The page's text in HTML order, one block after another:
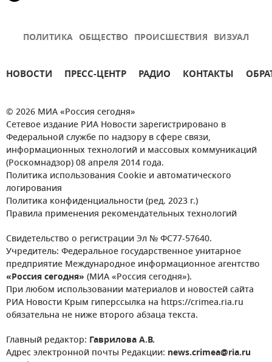
ПОЛИТИКА ОБЩЕСТВО ПРОИСШЕСТВИЯ ВИЗУАЛ
НОВОСТИ ПРЕСС-ЦЕНТР РАДИО КОНТАКТЫ
© 2026 МИА «Россия сегодня»
Сетевое издание РИА Новости зарегистрировано в
Федеральной службе по надзору в сфере связи,
информационных технологий и массовых коммуникаций
(Роскомнадзор) 08 апреля 2014 года.
Политика использования Cookie и автоматического
логирования
Политика конфиденциальности (ред. 2023 г.)
Правила применения рекомендательных технологий
Свидетельство о регистрации Эл № ФС77-57640.
Учредитель: Федеральное государственное унитарное
предприятие Международное информационное агентство
«Россия сегодня» (МИА «Россия сегодня»).
При любом использовании материалов и новостей сайта
РИА Новости Крым гиперссылка на https://crimea.ria.ru
обязательна не ниже второго абзаца текста.
Главный редактор: Гаврилова А.В.
Адрес электронной почты Редакции: news.crimea@ria.ru